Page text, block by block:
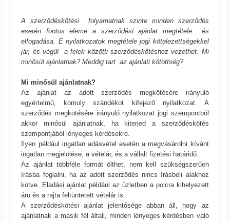
A szerződéskötési folyamatnak szinte minden szerződés
esetén fontos eleme a szerződési ajánlat megtétele és
elfogadása. E nyilatkozatok megtétele jogi kötelezettségekkel
jár, és végül a felek közötti szerződéskötéshez vezethet. Mi
minősül ajánlatnak? Meddig tart az ajánlati kötöttség?
Mi minősül ajánlatnak?
Az ajánlat az adott szerződés megkötésére irányuló
egyértelmű, komoly szándékot kifejező nyilatkozat. A
szerződés megkötésére irányuló nyilatkozat jogi szempontból
akkor minősül ajánlatnak, ha kiterjed a szerződéskötés
szempontjából lényeges kérdésekre.
Ilyen például ingatlan adásvétel esetén a megvásárolni kívánt
ingatlan megjelölése, a vételár, és a vállalt fizetési határidő.
Az ajánlat többféle formát ölthet, nem kell szükségszerűen
írásba foglalni, ha az adott szerződés nincs írásbeli alakhoz
kötve. Eladási ajánlat például az üzletben a polcra kihelyezett
áru és a rajta feltüntetett vételár is.
A szerződéskötési ajánlat jelentősége abban áll, hogy az
ajánlatnak a másik fél általi, minden lényeges kérdésben való